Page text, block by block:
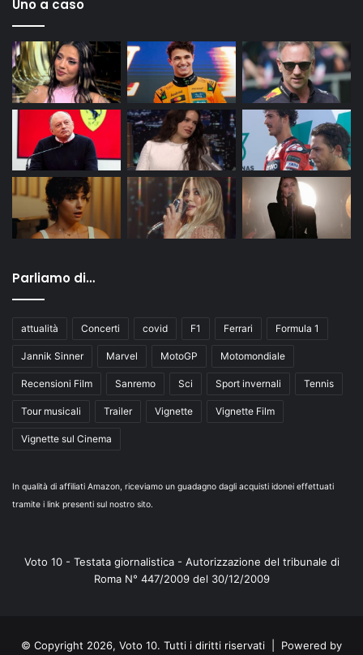
Uno a caso
Parliamo di…
attualità Concerti covid F1 Ferrari Formula 1
Jannik Sinner Marvel MotoGP Motomondiale
Recensioni Film Sanremo Sci Sport invernali Tennis
Tour musicali Trailer Vignette Vignette Film
Vignette sul Cinema
In qualità di affiliati Amazon, riceviamo un guadagno dagli acquisti idonei effettuati
tramite i link presenti sul nostro sito.
Voto 10 - Testata giornalistica - Autorizzazione del tribunale di
Roma N° 447/2009 del 30/12/2009
© Copyright 2026, Voto 10. Tutti i diritti riservati | Powered by